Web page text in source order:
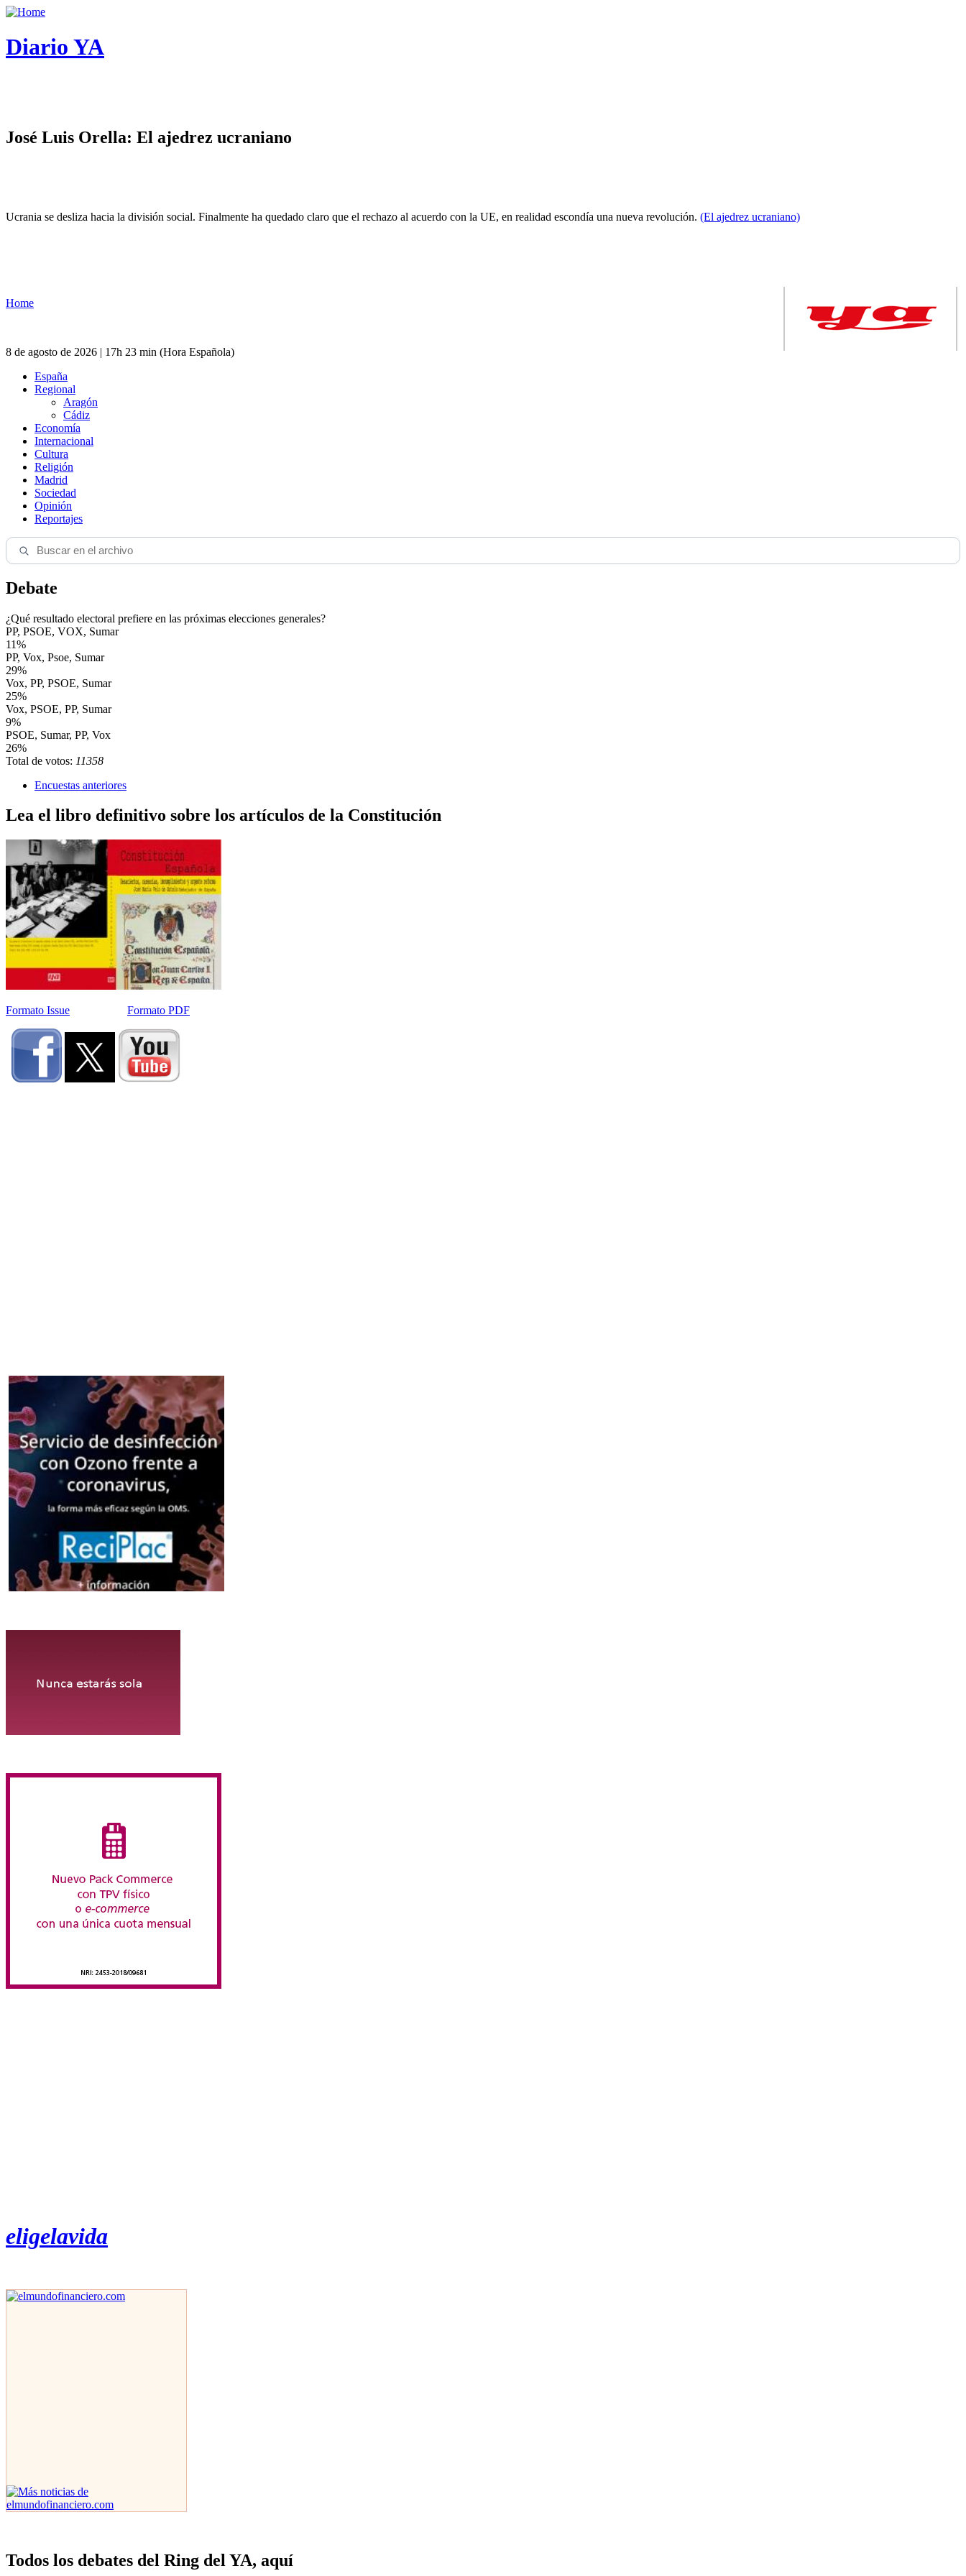
Diario YA
José Luis Orella: El ajedrez ucraniano
Ucrania se desliza hacia la división social. Finalmente ha quedado claro que el rechazo al acuerdo con la UE, en realidad escondía una nueva revolución. (El ajedrez ucraniano)
Home
8 de agosto de 2026 | 17h 23 min (Hora Española)
España
Regional
Aragón
Cádiz
Economía
Internacional
Cultura
Religión
Madrid
Sociedad
Opinión
Reportajes
Debate
¿Qué resultado electoral prefiere en las próximas elecciones generales?
PP, PSOE, VOX, Sumar
11%
PP, Vox, Psoe, Sumar
29%
Vox, PP, PSOE, Sumar
25%
Vox, PSOE, PP, Sumar
9%
PSOE, Sumar, PP, Vox
26%
Total de votos: 11358
Encuestas anteriores
Lea el libro definitivo sobre los artículos de la Constitución
Formato Issue Formato PDF
eligelavida
Todos los debates del Ring del YA, aquí